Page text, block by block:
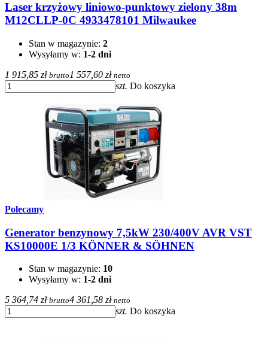
Laser krzyżowy liniowo-punktowy zielony 38m
M12CLLP-0C 4933478101 Milwaukee
Stan w magazynie: 2
Wysyłamy w: 1-2 dni
1 915,85 zł brutto 1 557,60 zł netto
szt. Do koszyka
Polecamy
Generator benzynowy 7,5kW 230/400V AVR VST
KS10000E 1/3 KÖNNER & SÖHNEN
Stan w magazynie: 10
Wysyłamy w: 1-2 dni
5 364,74 zł brutto4 361,58 zł netto
szt. Do koszyka